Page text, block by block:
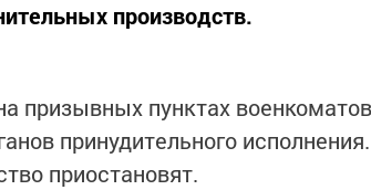
производств.
призывных пунктах
принудительного
приостановят.